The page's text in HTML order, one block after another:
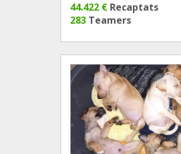
44.422 € Recaptats
283 Teamers